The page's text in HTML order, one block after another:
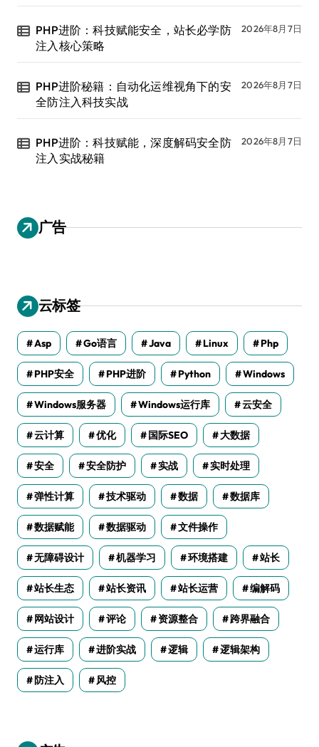
PHP进阶：科技赋能安全，站长必学防
注入核心策略
2026年8月7日
PHP进阶秘籍：自动化运维视角下的安
全防注入科技实战
2026年8月7日
PHP进阶：科技赋能，深度解码安全防
注入实战秘籍
2026年8月7日
广告
云标签
Asp Go语言 Java Linux Php
PHP安全 PHP进阶 Python Windows
Windows服务器 Windows运行库 云安全
云计算 优化 国际SEO 大数据
安全 安全防护 实战 实时处理
弹性计算 技术驱动 数据 数据库
数据赋能 数据驱动 文件操作
无障碍设计 机器学习 环境搭建 站长
站长生态 站长资讯 站长运营 编解码
网站设计 评论 资源整合 跨界融合
运行库 进阶实战 逻辑 逻辑架构
防注入 风控